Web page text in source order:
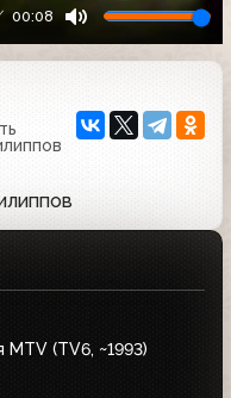
00:08
(TV6, ~1993)